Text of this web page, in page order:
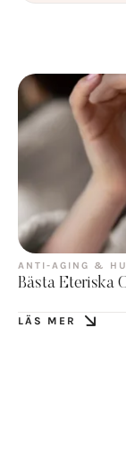
ANTI-AGING &
Bästa Eteriska
LÄS MER